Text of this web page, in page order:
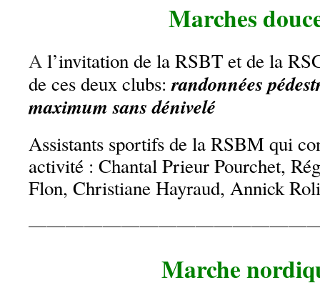
Marches
Al’invitation de la RSBT et de la
de ces deux clubs: randonnées
maximum sans dénivelé
Assistants sportifs de la RSBM qui
activité : Chantal Prieur Pourchet,
Flon, Christiane Hayraud, Annick
Marche